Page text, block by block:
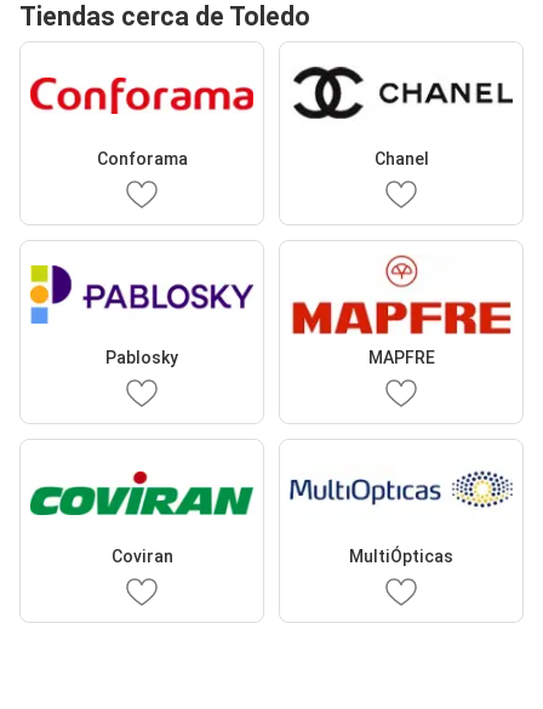
Tiendas cerca de Toledo
Conforama Chanel
Pablosky MAPFRE
Coviran MultiÓpticas